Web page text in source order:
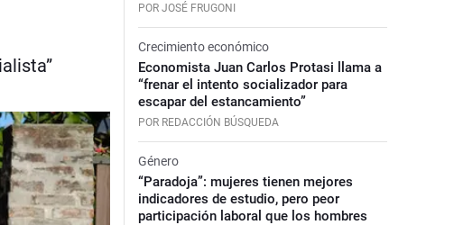
POR JOSÉ FRUGONI
Crecimiento económico
Economista Juan Carlos Protasi llama a
“frenar el intento socializador para
escapar del estancamiento”
POR REDACCIÓN BÚSQUEDA
Género
“Paradoja”: mujeres tienen mejores
indicadores de estudio, pero peor
participación laboral que los hombres